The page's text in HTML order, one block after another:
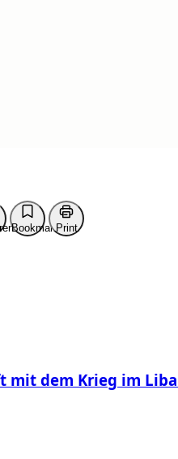
BookmarkPrint
mit dem Krieg im